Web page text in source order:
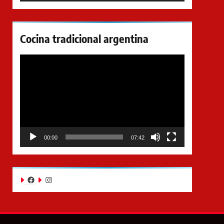
Cocina tradicional argentina
00:00 07:42
FacebookInstagram